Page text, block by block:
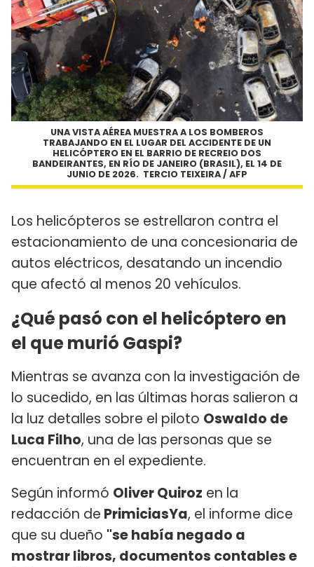
UNA VISTA AÉREA MUESTRA A LOS BOMBEROS
TRABAJANDO EN EL LUGAR DEL ACCIDENTE DE UN
HELICÓPTERO EN EL BARRIO DE RECREIO DOS
BANDEIRANTES, EN RÍO DE JANEIRO (BRASIL), EL 14 DE
JUNIO DE 2026. TERCIO TEIXEIRA / AFP
Los helicópteros se estrellaron contra el
estacionamiento de una concesionaria de
autos eléctricos, desatando un incendio
que afectó al menos 20 vehículos.
¿Qué pasó con el helicóptero en
el que murió Gaspi?
Mientras se avanza con la investigación de
lo sucedido, en las últimas horas salieron a
la luz detalles sobre el piloto Oswaldo de
Luca Filho, una de las personas que se
encuentran en el expediente.
Según informó Oliver Quiroz en la
redacción de PrimiciasYa, el informe dice
que su dueño "se había negado a
mostrar libros, documentos contables e